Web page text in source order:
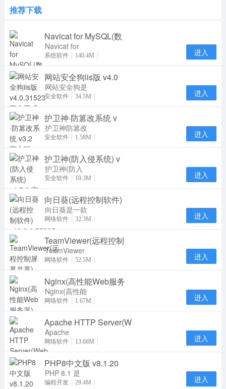
推荐下载
Navicat for MySQL(数
Navicat for
MySQL15是
MySQL数据
库研发推
系统软件 140.4M 进入
网站安全狗iis版 v4.0
网站安全狗是
一款集网站内
网站资源保护
及
安全软件 34.5M 进入
护卫神·防篡改系统 v
护卫神防篡改
系统是一款专
篡改的软件，
采用
安全软件 1.58M 进入
护卫神(防入侵系统) v
护卫神(防入
侵系统)官方
器安全管理软
件，护
安全软件 10.3M 进入
向日葵(远程控制软件)
向日葵是一款
专业实用的远
程控制软件。
向日葵远程控
制
网络软件 32.3M 进入
TeamViewer(远程控制
TeamViewer
是一个在任何
代理的后台用
于远
网络软件 52.5M 进入
Nginx(高性能Web服务
Nginx(高性能
Web服务器)
下一个高性能
的 HT
网络软件 1.67M 进入
Apache HTTP Server(W
Apache
HTTP Server
通俗地称为
Apache，是
一个开放源码
网络软件 13.68M 进入
PHP8中文版 v8.1.20
PHP 8.1 是
PHP 语言的
编程开发 29.4M 进入